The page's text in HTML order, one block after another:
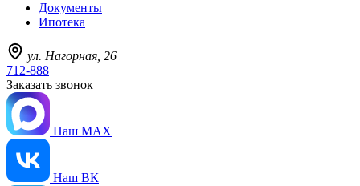
Документы
Ипотека
ул. Нагорная, 26
712-888
Заказать звонок
Наш MAX
Наш ВК